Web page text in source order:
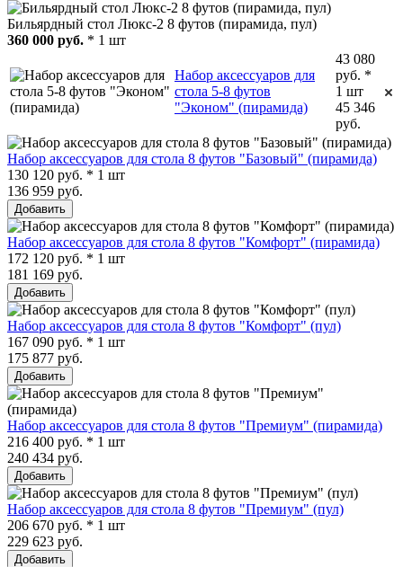
Бильярдный стол Люкс-2 8 футов (пирамида, пул)
360 000 руб. * 1 шт
Набор аксессуаров для
стола 5-8 футов
"Эконом" (пирамида)
43 080
руб. *
1 шт
45 346
руб.
Набор аксессуаров для стола 8 футов "Базовый" (пирамида)
130 120 руб. * 1 шт
136 959 руб.
Добавить
Набор аксессуаров для стола 8 футов "Комфорт" (пирамида)
172 120 руб. * 1 шт
181 169 руб.
Добавить
Набор аксессуаров для стола 8 футов "Комфорт" (пул)
167 090 руб. * 1 шт
175 877 руб.
Добавить
Набор аксессуаров для стола 8 футов "Премиум" (пирамида)
216 400 руб. * 1 шт
240 434 руб.
Добавить
Набор аксессуаров для стола 8 футов "Премиум" (пул)
206 670 руб. * 1 шт
229 623 руб.
Добавить